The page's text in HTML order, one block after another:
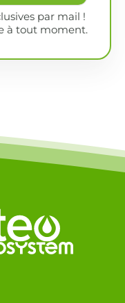
par mail !
à tout moment.